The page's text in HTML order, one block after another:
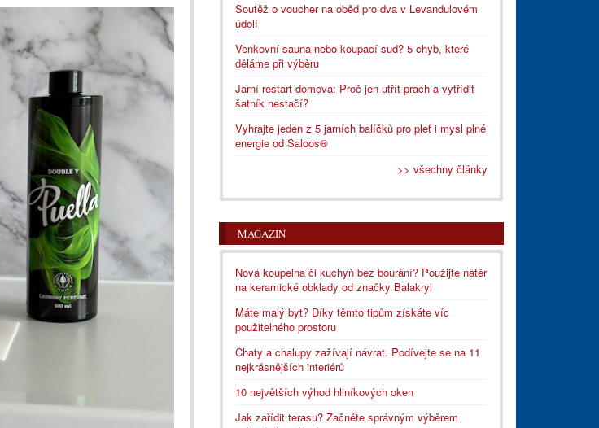
Soutěž o voucher na oběd pro dva v Levandulovém
údolí
Venkovní sauna nebo koupací sud? 5 chyb, které
děláme při výběru
Jarní restart domova: Proč jen utřít prach a vytřídit
šatník nestačí?
Vyhrajte jeden z 5 jarních balíčků pro pleť i mysl plné
energie od Saloos®
>> všechny články
MAGAZÍN
Nová koupelna či kuchyň bez bourání? Použijte nátěr
na keramické obklady od značky Balakryl
Máte malý byt? Díky těmto tipům získáte víc
použitelného prostoru
Chaty a chalupy zažívají návrat. Podívejte se na 11
nejkrásnějších interiérů
10 největších výhod hliníkových oken
Jak zařídit terasu? Začněte správným výběrem